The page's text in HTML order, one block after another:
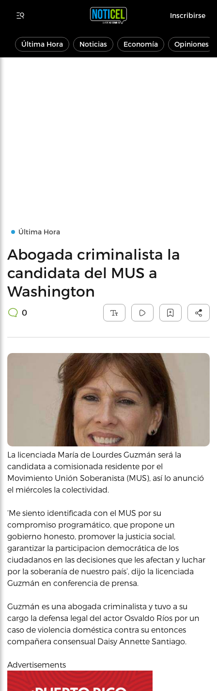
Inscribirse
Última Hora Noticias Economía Opiniones
Última Hora
Abogada criminalista la
candidata del MUS a
Washington
0
La licenciada María de Lourdes Guzmán será la
candidata a comisionada residente por el
Movimiento Unión Soberanista (MUS), así lo anunció
el miércoles la colectividad.
‘Me siento identificada con el MUS por su
compromiso programático, que propone un
gobierno honesto, promover la justicia social,
garantizar la participacion democrática de los
ciudadanos en las decisiones que les afectan y luchar
por la soberanía de nuestro país’, dijo la licenciada
Guzmán en conferencia de prensa.
Guzmán es una abogada criminalista y tuvo a su
cargo la defensa legal del actor Osvaldo Ríos por un
caso de violencia doméstica contra su entonces
compañera consensual Daisy Annette Santiago.
Advertisements